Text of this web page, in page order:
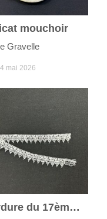
mouchoir
Gravelle
mai 2026
Bordure du 17ème siècle